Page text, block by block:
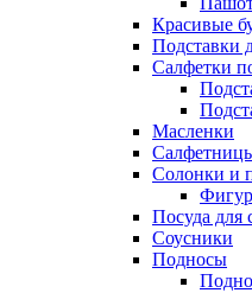
Красивые
Подставки
Салфетки
Масленки
Солонки и
Посуда для
Соусники
Подносы